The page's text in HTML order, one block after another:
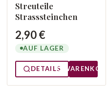
Streuteile
Strasssteinchen
2,90 €
AUF LAGER
DETAILS WARENKORB